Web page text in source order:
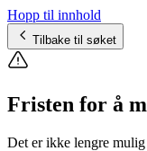
Hopp til innhold
Tilbake til søket
Fristen for å
Det er ikke lengre